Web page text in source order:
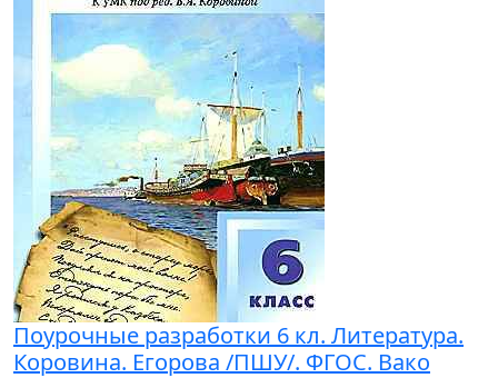
Поурочные разработки 6 кл. Литература.
Коровина. Егорова /ПШУ/. ФГОС. Вако